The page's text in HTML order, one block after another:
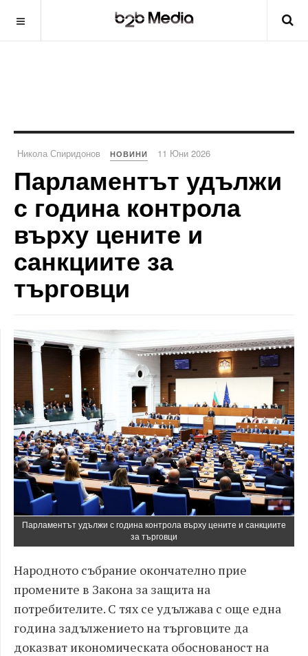
Никола Спиридонов НОВИНИ 11 Юни 2026
Парламентът удължи
с година контрола
върху цените и
санкциите за
търговци
Парламентът удължи с година контрола върху цените и санкциите
за търговци
Народното събрание окончателно прие
промените в Закона за защита на
потребителите. С тях се удължава с още една
година задължението на търговците да
доказват икономическата обоснованост на